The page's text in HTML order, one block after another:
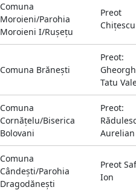
Comuna
Moroieni/Parohia
Moroieni I/Ruşeţu
Preot
Comuna Brăneşti
Preot:
Tatu
Comuna
Cornăţelu/Biserica
Bolovani
Preot:
Aurelian
Comuna
Cândeşti/Parohia
Dragodăneşti
Preot
Ion